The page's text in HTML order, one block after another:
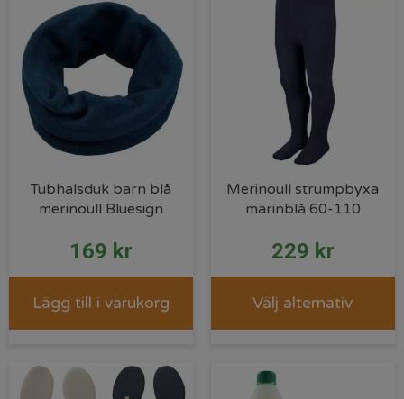
Tubhalsduk barn blå
merinoull Bluesign
169 kr
Lägg till i varukorg
Merinoull strumpbyxa
marinblå 60-110
229 kr
Välj alternativ